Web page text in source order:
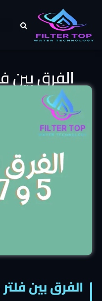
الفرق بين فلتر 5
الفرق بين